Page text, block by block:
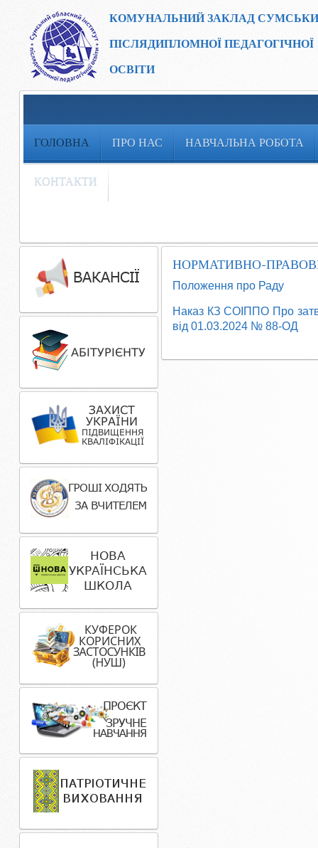
КОМУНАЛЬНИЙ ЗАКЛАД
ПІСЛЯДИПЛОМНОЇ ПЕДАГОГІЧНОЇ
ОСВІТИ
ГОЛОВНА ПРО НАС НАВЧАЛЬНА РОБОТА
КОНТАКТИ
НОРМАТИВНО-
Положення про Раду
Наказ КЗ СОІППО Про
від 01.03.2024 № 88-ОД